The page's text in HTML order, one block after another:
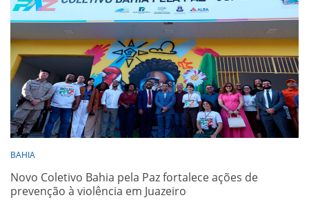
BAHIA
Novo Coletivo Bahia pela Paz fortalece ações de
prevenção à violência em Juazeiro